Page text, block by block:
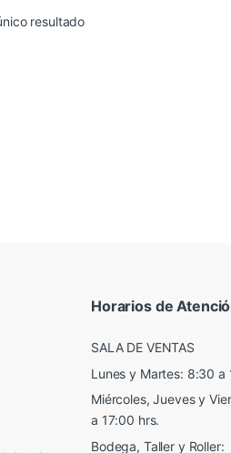
resultado
Horarios de
SALA DE VENTAS
Lunes y Martes: 8:30 a
Miércoles, Jueves y
a 17:00 hrs.
Bodega, Taller y Roller: